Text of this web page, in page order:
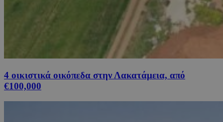
4 οικιστικά οικόπεδα στην Λακατάμεια, από
€100,000